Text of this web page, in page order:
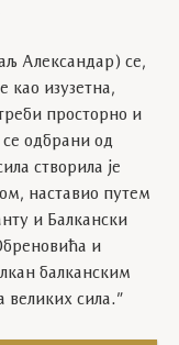
Александар) се,
као изузетна,
просторно и
одбрани од
створила је
наставио путем
и Балкански
и
балканским
сила.”